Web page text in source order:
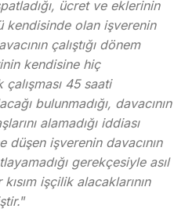
ücret ve eklerinin
kendisinde olan işverenin
çalıştığı dönem
kendisine hiç
çalışması 45 saati
bulunmadığı, davacının
alamadığı iddiası
düşen işverenin davacının
gerekçesiyle asıl
işçilik alacaklarının
”